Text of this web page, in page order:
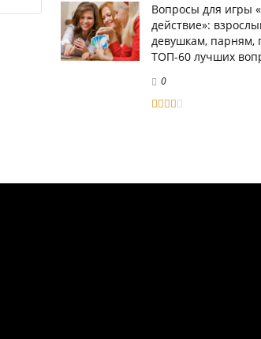
Вопросы для игры
действие»:
девушкам, парням,
ТОП-60 лучших
0